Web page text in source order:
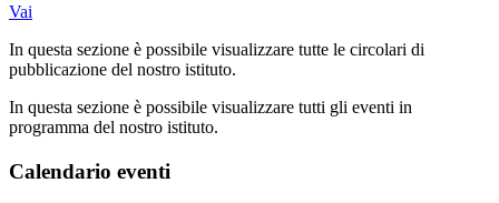
Vai
In questa sezione è possibile visualizzare tutte le circolari di
pubblicazione del nostro istituto.
In questa sezione è possibile visualizzare tutti gli eventi in
programma del nostro istituto.
Calendario eventi